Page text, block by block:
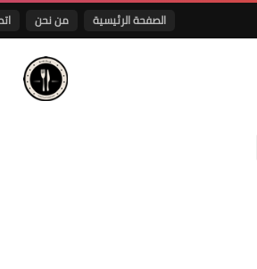
الصفحة الرئيسية من نحن